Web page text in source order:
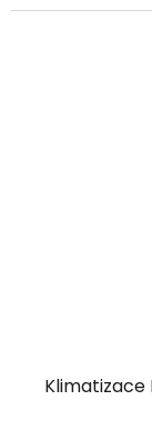
Klimatizace